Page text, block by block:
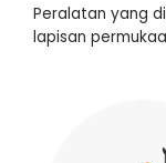
Peralatan yang
lapisan